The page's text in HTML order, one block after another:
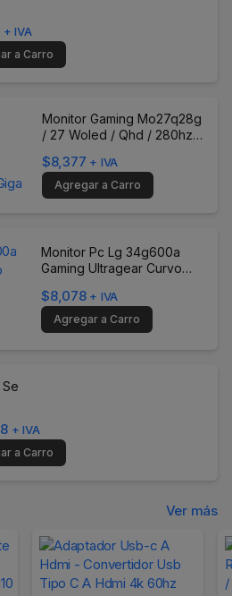
+ IVA
a Carro
Monitor Gaming Mo27q28g
/ 27 Woled / Qhd / 280hz /
Alta Giga
$8,377 + IVA
Agregar a Carro
Monitor Pc Lg 34g600a
Gaming Ultragear Curvo
Va,3440x1440,160hz,tr
1ms(mbr),asp 21:9,b
$8,078 + IVA
Agregar a Carro
+ IVA
a Carro
Ver más